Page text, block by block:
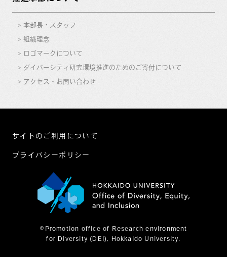
本部長・スタッフ
組織理念
ロゴマークについて
ダイバーシティ研究環境推進のためのご寄付について
アクセス・お問い合わせ
サイトのご利用について
プライバシーポリシー
©Promotion office of Research environment
for Diversity (DEI), Hokkaido University.